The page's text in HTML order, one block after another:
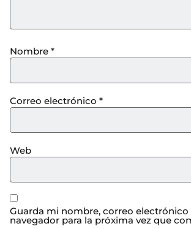
Nombre *
Correo electrónico *
Web
Guarda mi nombre, correo electrónico
navegador para la próxima vez que